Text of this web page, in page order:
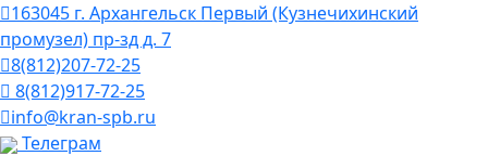
163045 г. Архангельск Первый (Кузнечихинский
промузел) пр-зд д. 7
8(812)207-72-25
8(812)917-72-25
info@kran-spb.ru
Телеграм